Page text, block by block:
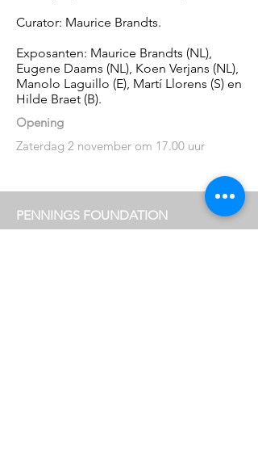
Curator: Maurice Brandts.
Exposanten: Maurice Brandts (NL),
Eugene Daams (NL), Koen Verjans (NL),
Manolo Laguillo (E), Martí Llorens (S) en
Hilde Braet (B).
Opening
Zaterdag 2 november om 17.00 uur
PENNINGS FOUNDATION